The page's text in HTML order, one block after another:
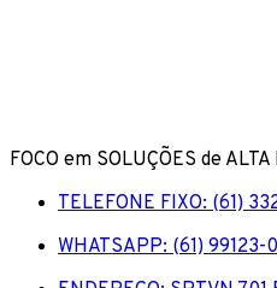
FOCO em SOLUÇÕES de
TELEFONE FIXO: (61)
WHATSAPP: (61) 99123-